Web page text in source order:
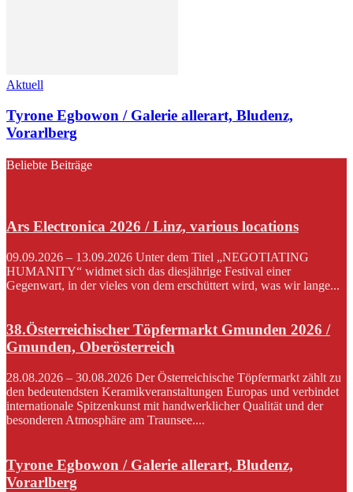
Aktuell
Tyrone Egbowon / Galerie allerart, Bludenz,
Vorarlberg
Beliebte Beiträge
Ars Electronica 2026 / Linz, various locations
09.09.2026 – 13.09.2026 Unter dem Titel „NEGOTIATING
HUMANITY“ widmet sich das diesjährige Festival einer
Gegenwart, in der vieles von dem erschüttert wird, was wir lange...
38.Österreichischer Töpfermarkt Gmunden 2026 /
Gmunden, Oberösterreich
28.08.2026 – 30.08.2026 Der Österreichische Töpfermarkt zählt zu
den bedeutendsten Keramikveranstaltungen Europas und verbindet
internationale Spitzenkunst mit handwerklicher Qualität und der
besonderen Atmosphäre am Traunsee....
Tyrone Egbowon / Galerie allerart, Bludenz,
Vorarlberg